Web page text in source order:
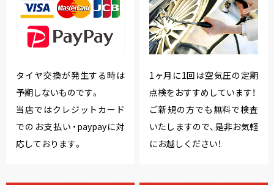
タイヤ交換が発生する時は
予期しないものです。
当店ではクレジットカード
でのお支払い・paypayに対
応しております。
1ヶ月に1回は空気圧の定期
点検をおすすめしています！
ご新規の方でも無料で検査
いたしますので、是非お気軽
にお越しください！